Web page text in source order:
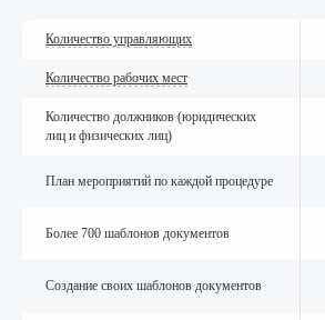
Количество управляющих
Количество рабочих мест
Количество должников (юридических
лиц и физических лиц)
План мероприятий по каждой процедуре
Более 700 шаблонов документов
Создание своих шаблонов документов